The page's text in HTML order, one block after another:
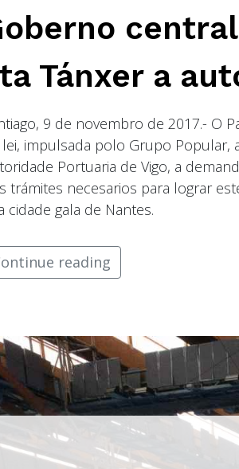
Tánxer a
9 de novembro de 2017.- O
impulsada polo Grupo Popular,
Portuaria de Vigo, a
trámites necesarios para lograr
cidade gala de Nantes.
reading